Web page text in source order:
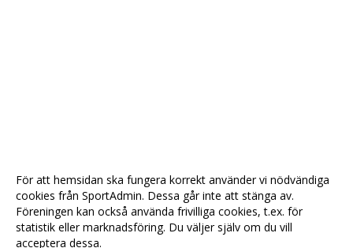
För att hemsidan ska fungera korrekt använder vi nödvändiga
cookies från SportAdmin. Dessa går inte att stänga av.
Föreningen kan också använda frivilliga cookies, t.ex. för
statistik eller marknadsföring. Du väljer själv om du vill
acceptera dessa.